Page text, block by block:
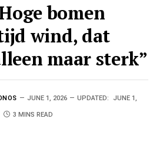
bomen
wind, dat
maar sterk”
JUNE 1, 2026 UPDATED: JUNE 1,
3 MINS READ